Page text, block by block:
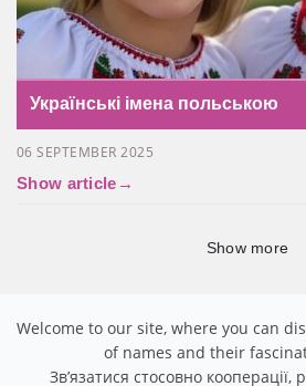
Українські імена польською
06 SEPTEMBER 2025
Show article →
Show more
Welcome to our site, where you can
of names and their
Звʼязатися стосовно кооперації,